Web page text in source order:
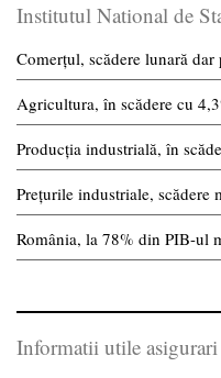
Institutul National de
Comerțul, scădere lunară
Agricultura, în scădere cu
Producția industrială, în
Prețurile industriale, scădere
România, la 78% din PIB-ul
Informatii utile asigurari